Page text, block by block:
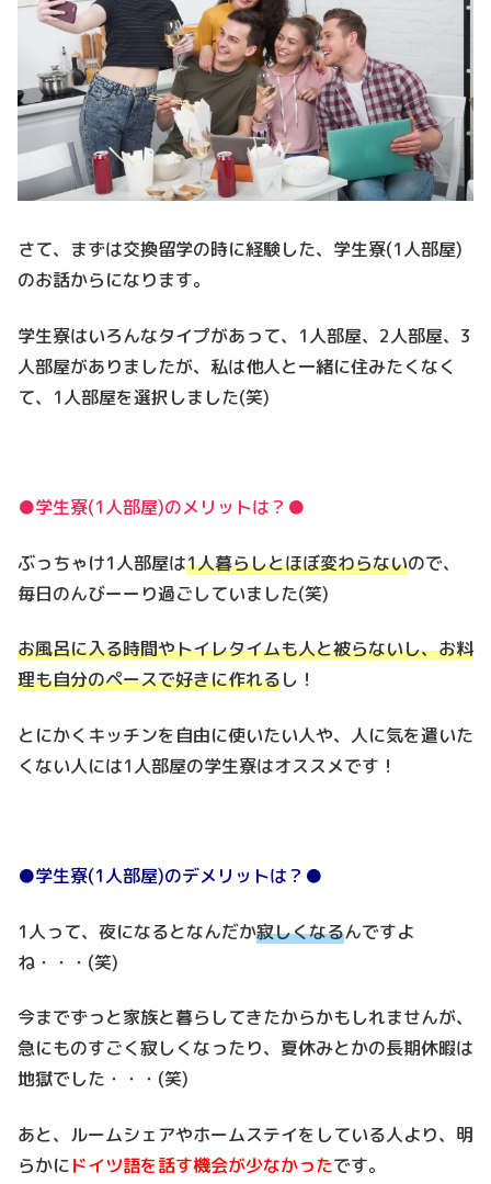
さて、まずは交換留学の時に経験した、学生寮(1人部屋)
のお話からになります。
学生寮はいろんなタイプがあって、1人部屋、2人部屋、3
人部屋がありましたが、私は他人と一緒に住みたくなく
て、1人部屋を選択しました(笑)
●学生寮(1人部屋)のメリットは？●
ぶっちゃけ1人部屋は1人暮らしとほぼ変わらないので、
毎日のんびーーり過ごしていました(笑)
お風呂に入る時間やトイレタイムも人と被らないし、お料
理も自分のペースで好きに作れるし！
とにかくキッチンを自由に使いたい人や、人に気を遣いた
くない人には1人部屋の学生寮はオススメです！
●学生寮(1人部屋)のデメリットは？●
1人って、夜になるとなんだか寂しくなるんですよ
ね・・・(笑)
今までずっと家族と暮らしてきたからかもしれませんが、
急にものすごく寂しくなったり、夏休みとかの長期休暇は
地獄でした・・・(笑)
あと、ルームシェアやホームステイをしている人より、明
らかにドイツ語を話す機会が少なかったです。